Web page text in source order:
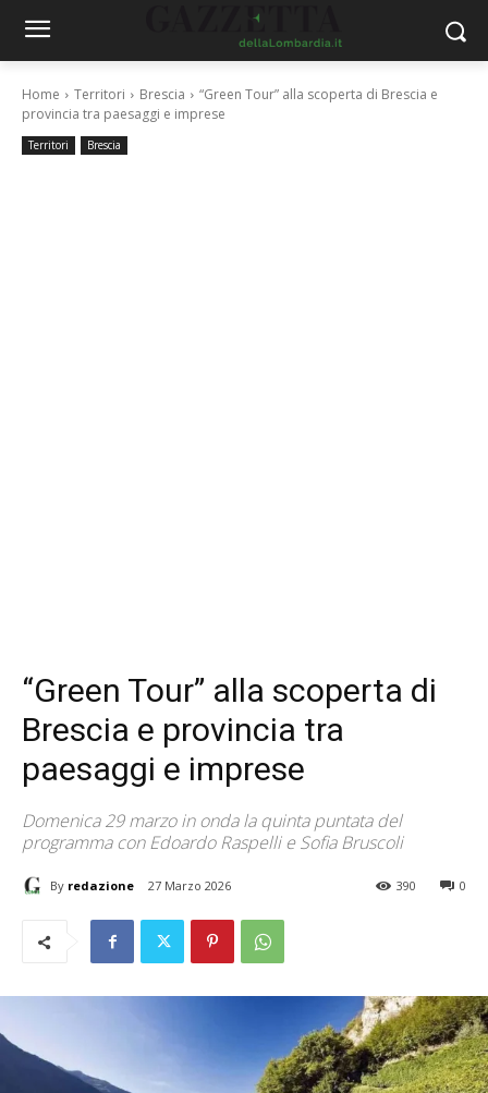
Home Territori Brescia
“Green Tour” alla scoperta di Brescia e
provincia tra paesaggi e imprese
Territori Brescia
“Green Tour” alla scoperta di
Brescia e provincia tra
paesaggi e imprese
Domenica 29 marzo in onda la quinta puntata del
programma con Edoardo Raspelli e Sofia Bruscoli
By redazione 27 Marzo 2026 0
390